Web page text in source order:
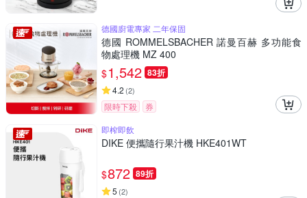
德國廚電專家 二年保固
德國 ROMMELSBACHER 諾曼百赫 多功能食
物處理機 MZ 400
$1,542 83折
4.2 (2)
限時下殺
券
即榨即飲
DIKE 便攜隨行果汁機 HKE401WT
$872 89折
5 (2)